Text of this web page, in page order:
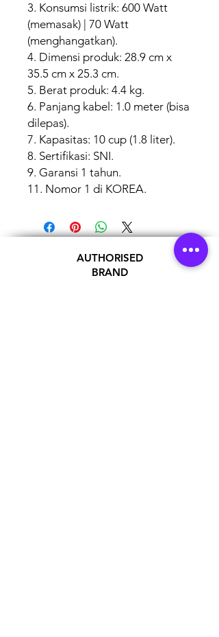
3. Konsumsi listrik: 600 Watt
(memasak) | 70 Watt
(menghangatkan).
4. Dimensi produk: 28.9 cm x
35.5 cm x 25.3 cm.
5. Berat produk: 4.4 kg.
6. Panjang kabel: 1.0 meter (bisa
dilepas).
7. Kapasitas: 10 cup (1.8 liter).
8. Sertifikasi: SNI.
9. Garansi 1 tahun.
11. Nomor 1 di KOREA.
AUTHORISED
BRAND